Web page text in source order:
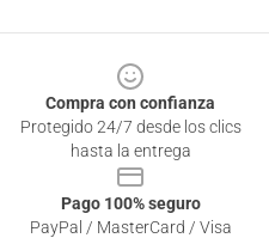
Compra con confianza
Protegido 24/7 desde los clics
hasta la entrega
Pago 100% seguro
PayPal / MasterCard / Visa